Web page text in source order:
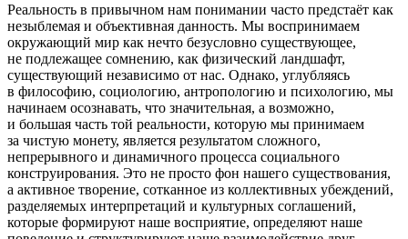
Реальность в привычном нам понимании часто предстаёт как
незыблемая и объективная данность. Мы воспринимаем
окружающий мир как нечто безусловно существующее,
не подлежащее сомнению, как физический ландшафт,
существующий независимо от нас. Однако, углубляясь
в философию, социологию, антропологию и психологию, мы
начинаем осознавать, что значительная, а возможно,
и большая часть той реальности, которую мы принимаем
за чистую монету, является результатом сложного,
непрерывного и динамичного процесса социального
конструирования. Это не просто фон нашего существования,
а активное творение, сотканное из коллективных убеждений,
разделяемых интерпретаций и культурных соглашений,
которые формируют наше восприятие, определяют наше